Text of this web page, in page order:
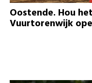
Oostende. Hou
Vuurtorenwijk